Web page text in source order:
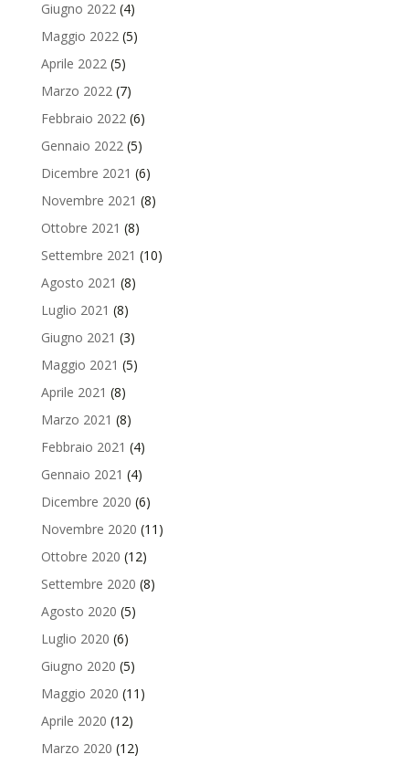
Giugno 2022 (4)
Maggio 2022 (5)
Aprile 2022 (5)
Marzo 2022 (7)
Febbraio 2022 (6)
Gennaio 2022 (5)
Dicembre 2021 (6)
Novembre 2021 (8)
Ottobre 2021 (8)
Settembre 2021 (10)
Agosto 2021 (8)
Luglio 2021 (8)
Giugno 2021 (3)
Maggio 2021 (5)
Aprile 2021 (8)
Marzo 2021 (8)
Febbraio 2021 (4)
Gennaio 2021 (4)
Dicembre 2020 (6)
Novembre 2020 (11)
Ottobre 2020 (12)
Settembre 2020 (8)
Agosto 2020 (5)
Luglio 2020 (6)
Giugno 2020 (5)
Maggio 2020 (11)
Aprile 2020 (12)
Marzo 2020 (12)